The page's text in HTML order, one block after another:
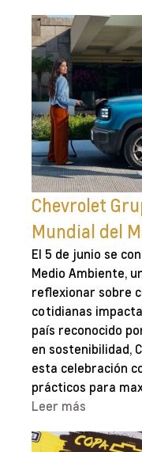
Chevrolet
Mundial del
El 5 de junio se
Medio Ambiente,
reflexionar sobre
cotidianas
país reconocido
en sostenibilidad,
esta celebración
prácticos para
Leer más